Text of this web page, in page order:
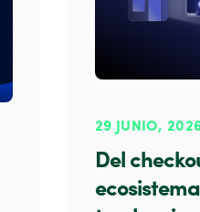
29 JUNIO,
Del